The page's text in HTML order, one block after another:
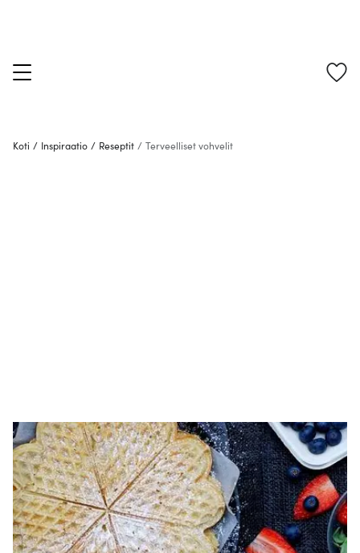
Koti / Inspiraatio / Reseptit / Terveelliset vohvelit